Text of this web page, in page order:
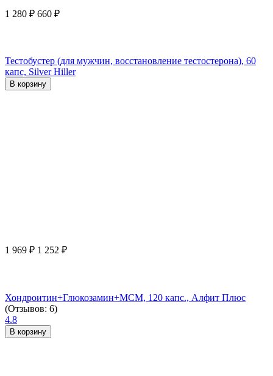
1 280 ₽ 660 ₽
Тестобустер (для мужчин, восстановление тестостерона), 60
капс, Silver Hiller
В корзину
1 969 ₽ 1 252 ₽
Хондроитин+Глюкозамин+МСМ, 120 капс., Алфит Плюс
(Отзывов: 6)
4.8
В корзину